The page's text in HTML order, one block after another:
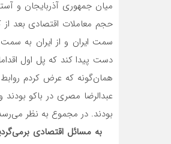
میان جمهوری آذربایجان و
سمت ایران و از ایران به
دست پیدا کند که پل اول
همان‌گونه که عرض کردم
عبدالرضا مصری در باکو
‌بودند. در مجموع به نظر
به مسائل اقتصادی